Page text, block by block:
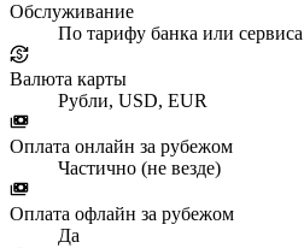
Обслуживание
По тарифу банка или сервиса
Валюта карты
Рубли, USD, EUR
Оплата онлайн за рубежом
Частично (не везде)
Оплата офлайн за рубежом
Да